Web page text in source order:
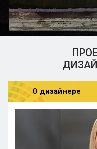
О дизайнере